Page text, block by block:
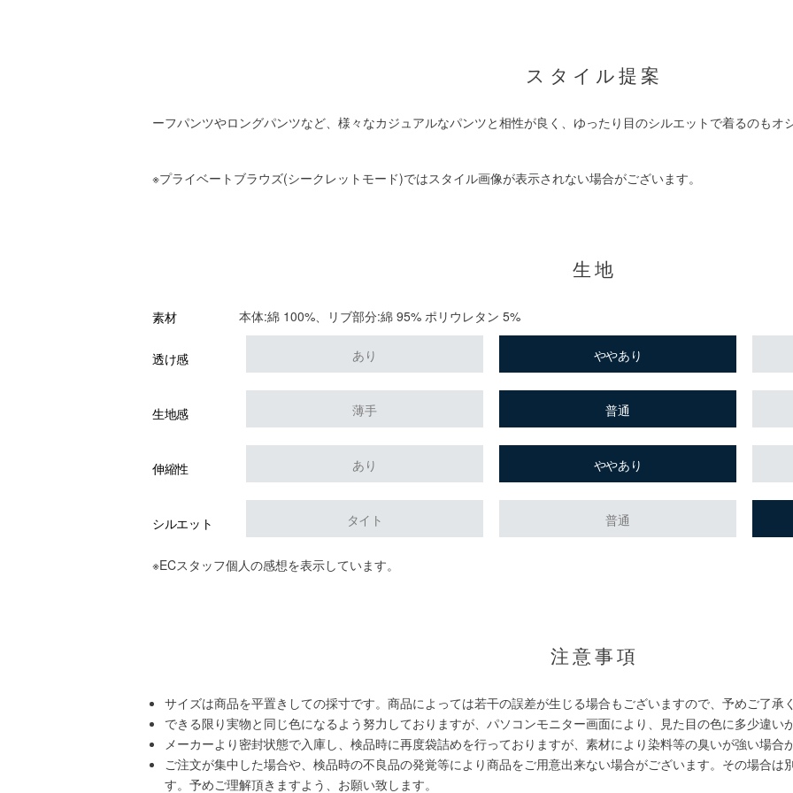
スタイル提案
ーフパンツやロングパンツなど、様々なカジュアルなパンツと相性が良く、ゆったり目のシルエットで着るのもオ
※プライベートブラウズ(シークレットモード)ではスタイル画像が表示されない場合がございます。
生地
素材 本体:綿 100%、リブ部分:綿 95% ポリウレタン 5%
透け感 あり ややあり
生地感 薄手 普通
伸縮性 あり ややあり
シルエット タイト 普通
※ECスタッフ個人の感想を表示しています。
注意事項
サイズは商品を平置きしての採寸です。商品によっては若干の誤差が生じる場合もございますので、予めご了承く
できる限り実物と同じ色になるよう努力しておりますが、パソコンモニター画面により、見た目の色に多少違いが
メーカーより密封状態で入庫し、検品時に再度袋詰めを行っておりますが、素材により染料等の臭いが強い場合
ご注文が集中した場合や、検品時の不良品の発覚等により商品をご用意出来ない場合がございます。その場合は
す。予めご理解頂きますよう、お願い致します。